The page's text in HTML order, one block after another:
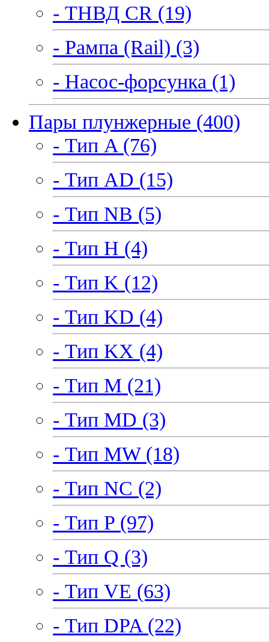
- ТНВД CR (19)
- Рампа (Rail) (3)
- Насос-форсунка (1)
Пары плунжерные (400)
- Тип A (76)
- Тип AD (15)
- Тип NB (5)
- Тип H (4)
- Тип K (12)
- Тип KD (4)
- Тип KX (4)
- Тип M (21)
- Тип MD (3)
- Тип MW (18)
- Тип NC (2)
- Тип P (97)
- Тип Q (3)
- Тип VE (63)
- Тип DPA (22)